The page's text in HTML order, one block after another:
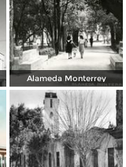
Alameda Monterrey